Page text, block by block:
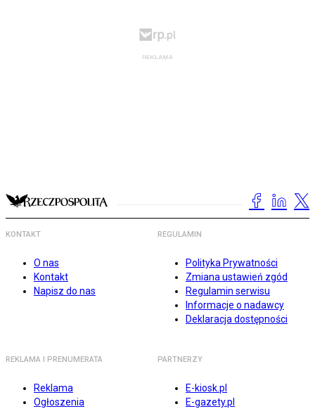
KONTAKT
O nas
Kontakt
Napisz do nas
REGULAMIN
Polityka Prywatności
Zmiana ustawień zgód
Regulamin serwisu
Informacje o nadawcy
Deklaracja dostępności
REKLAMA I PRENUMERATA
Reklama
Ogłoszenia
PARTNERZY
E-kiosk.pl
E-gazety.pl